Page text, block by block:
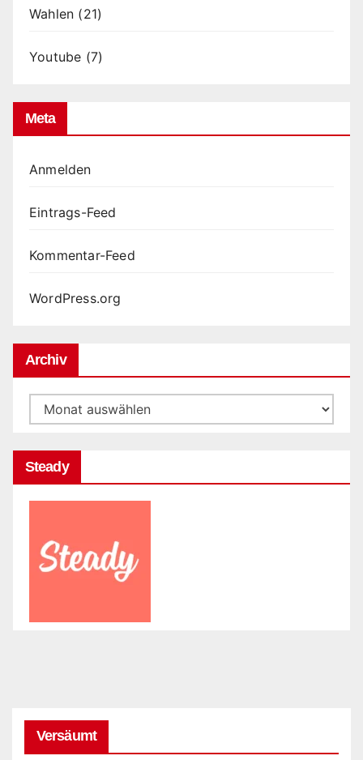
Wahlen (21)
Youtube (7)
Meta
Anmelden
Eintrags-Feed
Kommentar-Feed
WordPress.org
Archiv
Archiv
Steady
Versäumt